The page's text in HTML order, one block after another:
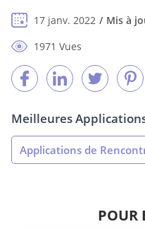
17 janv. 2022 Mis à
1971 Vues
Meilleures
Applications de
POUR